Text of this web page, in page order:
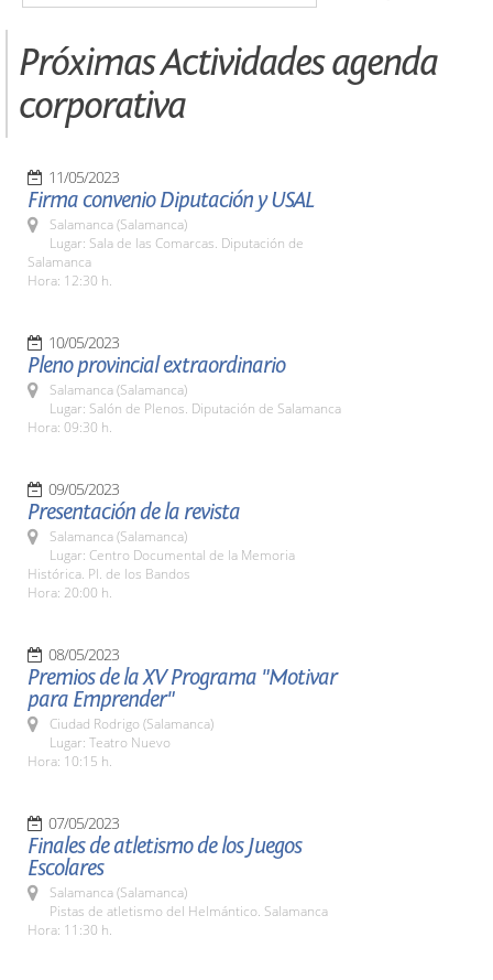
Próximas Actividades agenda
corporativa
11/05/2023
Firma convenio Diputación y USAL
Salamanca (Salamanca)
Lugar: Sala de las Comarcas. Diputación de
Salamanca
Hora: 12:30 h.
10/05/2023
Pleno provincial extraordinario
Salamanca (Salamanca)
Lugar: Salón de Plenos. Diputación de Salamanca
Hora: 09:30 h.
09/05/2023
Presentación de la revista
Salamanca (Salamanca)
Lugar: Centro Documental de la Memoria
Histórica. Pl. de los Bandos
Hora: 20:00 h.
08/05/2023
Premios de la XV Programa "Motivar
para Emprender"
Ciudad Rodrigo (Salamanca)
Lugar: Teatro Nuevo
Hora: 10:15 h.
07/05/2023
Finales de atletismo de los Juegos
Escolares
Salamanca (Salamanca)
Pistas de atletismo del Helmántico. Salamanca
Hora: 11:30 h.